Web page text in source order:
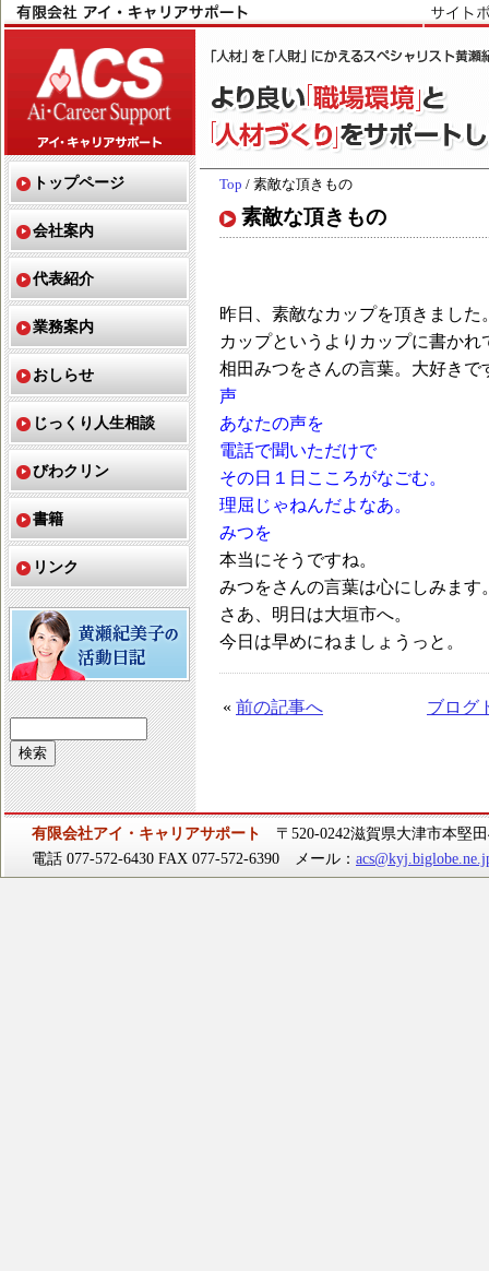
Top / 素敵な頂きもの
素敵な頂きもの
昨日、素敵なカップを頂きました
カップというよりカップに書か
相田みつをさんの言葉。大好きで
声
あなたの声を
電話で聞いただけで
その日１日こころがなごむ。
理屈じゃねんだよなあ。
みつを
本当にそうですね。
みつをさんの言葉は心にしみます
さあ、明日は大垣市へ。
今日は早めにねましょうっと。
« 前の記事へ ブログ
トップページ
会社案内
代表紹介
業務案内
おしらせ
じっくり人生相談
びわクリン
書籍
リンク
有限会社アイ・キャリアサポート
〒520-0242滋賀県大津市本堅
電話 077-572-6430 FAX 077-572-6390 メール：